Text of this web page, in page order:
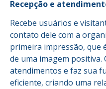
Recepção e
Recebe usuários e
contato dele com a
primeira impressão, que
de uma imagem positiva.
atendimentos e faz sua
eficiente, criando uma